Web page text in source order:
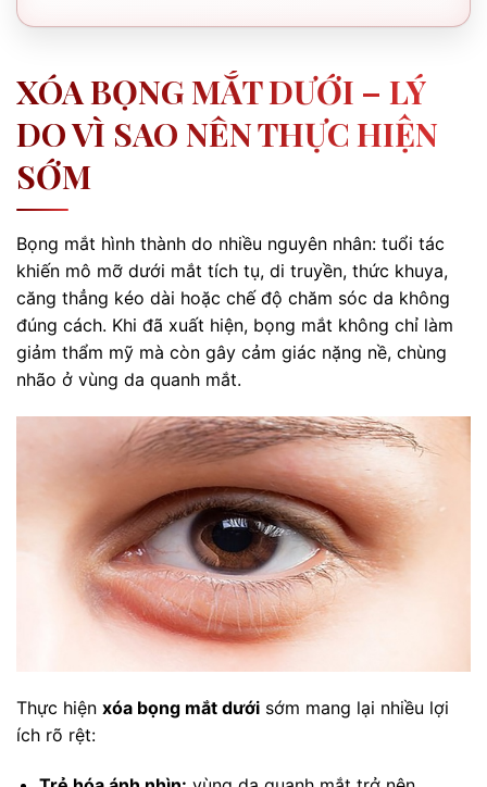
XÓA BỌNG MẮT DƯỚI – LÝ
DO VÌ SAO NÊN THỰC HIỆN
SỚM
Bọng mắt hình thành do nhiều nguyên nhân: tuổi tác
khiến mô mỡ dưới mắt tích tụ, di truyền, thức khuya,
căng thẳng kéo dài hoặc chế độ chăm sóc da không
đúng cách. Khi đã xuất hiện, bọng mắt không chỉ làm
giảm thẩm mỹ mà còn gây cảm giác nặng nề, chùng
nhão ở vùng da quanh mắt.
Thực hiện xóa bọng mắt dưới sớm mang lại nhiều lợi
ích rõ rệt: